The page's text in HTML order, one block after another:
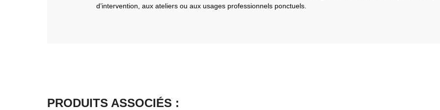
d’intervention, aux ateliers ou aux usages professionnels ponctuels.
PRODUITS ASSOCIÉS :